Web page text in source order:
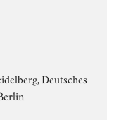
Deutsches